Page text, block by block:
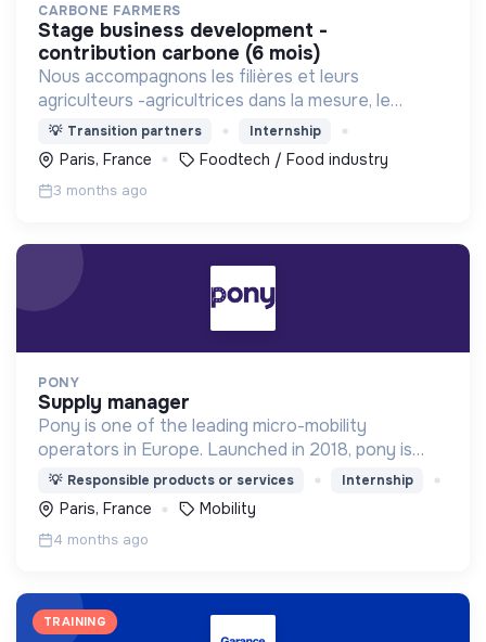
CARBONE FARMERS
stage business development -
contribution carbone (6 mois)
Nous accompagnons les filières et leurs
agriculteurs -agricultrices dans la mesure, le
pilotage et le le financement de leurs actions de
transition environnementale.
💡 Transition partners Internship
Paris, France Foodtech / Food industry
3 months ago
PONY
supply manager
Pony is one of the leading micro-mobility
operators in Europe. Launched in 2018, pony is
proud to be the only French operator. We design,
produce, and operate 10000 bikes and scooters
across 21 cities
💡 Responsible products or services Internship
Paris, France Mobility
4 months ago
TRAINING